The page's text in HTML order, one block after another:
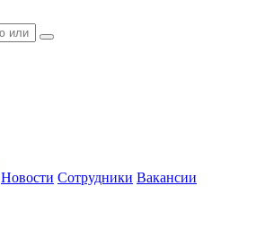
Новости Сотрудники Вакансии